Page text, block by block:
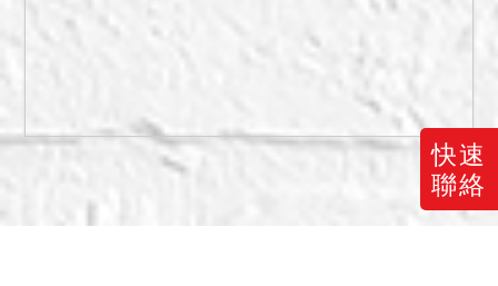
快速
聯絡
車位部分拍定後不點交。另
系封停車位之實際狀況及就
系封停車位有無分管約定或
其他使用協議等情事，均請
投標人於投標前自行查明，
且應買人於拍定後不得以系
爭車位之有無或得否使用系
爭停車位為由向本分署爭